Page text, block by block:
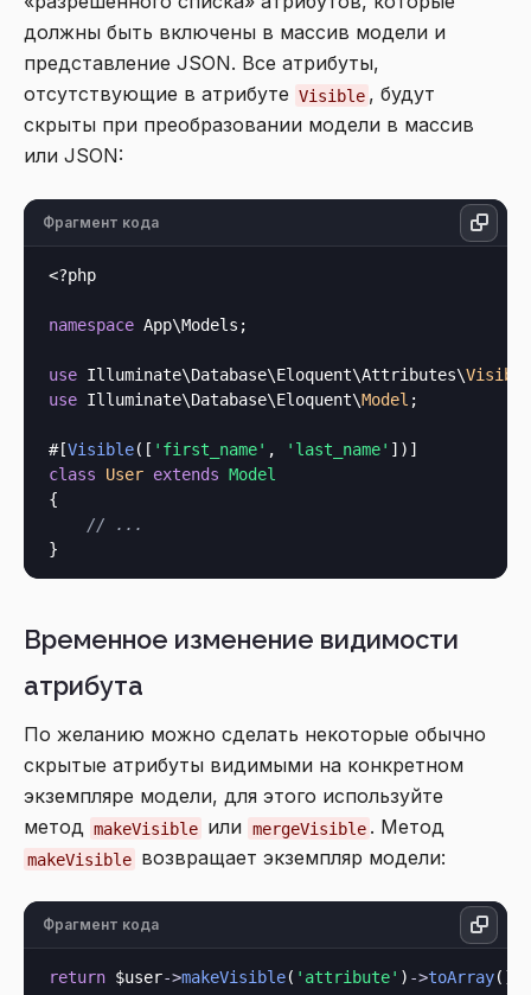
должны быть включены в массив модели и
представление JSON. Все атрибуты,
отсутствующие в атрибуте Visible , будут
скрыты при преобразовании модели в массив
или JSON:
Фрагмент кода
<?php
namespace App\Models;
use Illuminate\Database\Eloquent\Attributes\Visible
use Illuminate\Database\Eloquent\Model ;
#[Visible([ 'first_name' , 'last_name'
class
User extends Model
{
// ...
Временное изменение видимости
атрибута
По желанию можно сделать некоторые обычно
скрытые атрибуты видимыми на конкретном
экземпляре модели, для этого используйте
метод makeVisible или mergeVisible . Метод
makeVisible возвращает экземпляр модели:
Фрагмент кода
return $user->makeVisible( 'attribute' ) ->toArray();